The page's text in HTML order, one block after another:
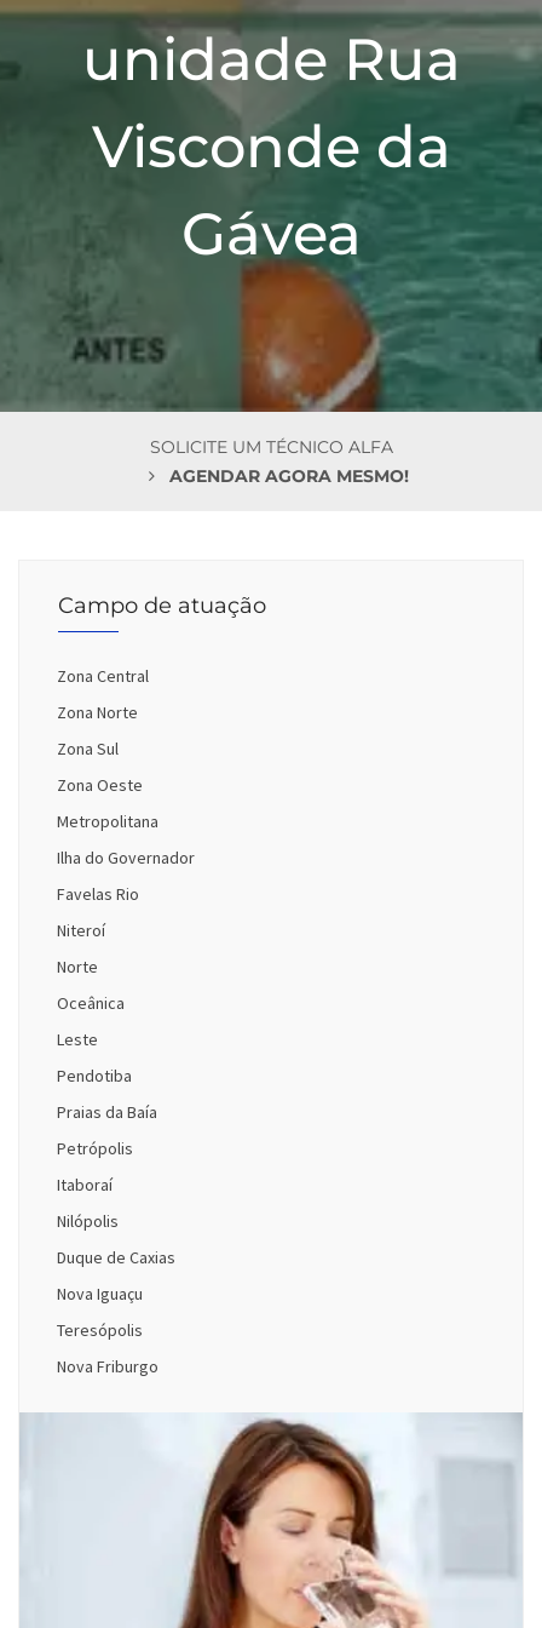
unidade Rua
Visconde da
Gávea
SOLICITE UM TÉCNICO ALFA
AGENDAR AGORA MESMO!
Campo de atuação
Zona Central
Zona Norte
Zona Sul
Zona Oeste
Metropolitana
Ilha do Governador
Favelas Rio
Niteroí
Norte
Oceânica
Leste
Pendotiba
Praias da Baía
Petrópolis
Itaboraí
Nilópolis
Duque de Caxias
Nova Iguaçu
Teresópolis
Nova Friburgo